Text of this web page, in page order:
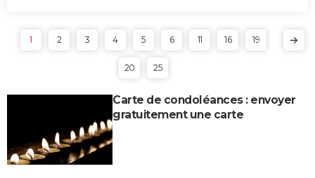
1 2 3 4 5 6 11 16 19
20 25
Carte de condoléances : envoyer
gratuitement une carte